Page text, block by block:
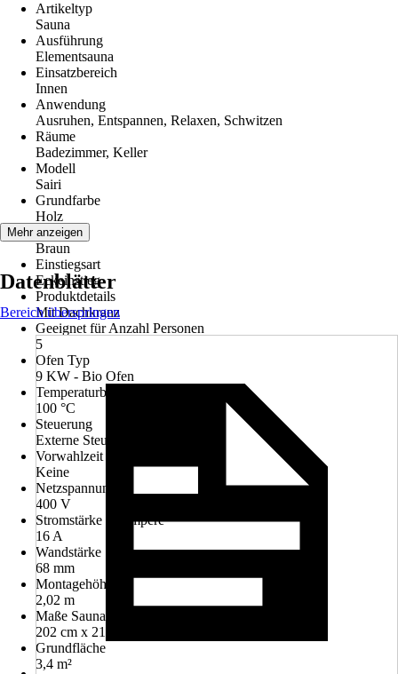
Artikeltyp
Sauna
Ausführung
Elementsauna
Einsatzbereich
Innen
Anwendung
Ausruhen, Entspannen, Relaxen, Schwitzen
Räume
Badezimmer, Keller
Modell
Sairi
Grundfarbe
Holz
Farbton
Braun
Einstiegsart
Eckeinstieg
Produktdetails
Mit Dachkranz
Geeignet für Anzahl Personen
5
Ofen Typ
9 KW - Bio Ofen
Temperaturbereich Sauna bis max.
100 °C
Steuerung
Externe Steuerung Easy Bio
Vorwahlzeit der Steuerung
Keine
Netzspannung
400 V
Stromstärke in Ampere
16 A
Wandstärke
68 mm
Montagehöhe
2,02 m
Maße Sauna (HxBxT)
202 cm x 210 cm x 210 cm
Grundfläche
3,4 m²
Mehr anzeigen
Datenblätter
Bereich überspringen